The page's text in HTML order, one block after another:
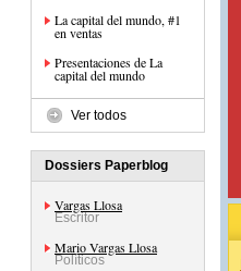
La capital del mundo, #1
en ventas
Presentaciones de La
capital del mundo
Ver todos
Dossiers Paperblog
Vargas Llosa
Escritor
Mario Vargas Llosa
Políticos